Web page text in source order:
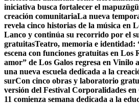
iniciativa busca fortalecer el
creación comunitariaLa nueva
revela cinco historias de la música en
Lanco y continúa su recorrido por el
gratuitasTeatro, memoria e identidad:
escena con funciones gratuitas en Los
amor” de Los Galos regresa en Vinilo
una nueva escuela dedicada a la
surCon cinco obras y laboratorio
versión del Festival Corporalidades
11 comienza semana dedicada a la